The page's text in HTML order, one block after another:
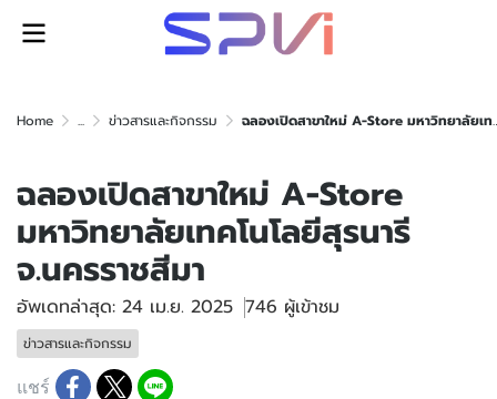
Home ... ข่าวสารและกิจกรรม ฉลองเปิดสาขาใหม่ A-Store มหาวิทยาลัยเทคโนโลยีสุรนารี จ.นครราชสีมา
ฉลองเปิดสาขาใหม่ A-Store
มหาวิทยาลัยเทคโนโลยีสุรนารี
จ.นครราชสีมา
อัพเดทล่าสุด: 24 เม.ย. 2025 746 ผู้เข้าชม
ข่าวสารและกิจกรรม
แชร์